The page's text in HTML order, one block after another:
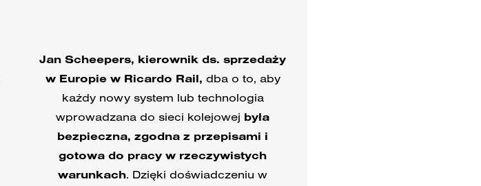
Jan Scheepers, kierownik ds. sprzedaży
w Europie w Ricardo Rail, dba o to, aby
każdy nowy system lub technologia
wprowadzana do sieci kolejowej była
bezpieczna, zgodna z przepisami i
gotowa do pracy w rzeczywistych
warunkach. Dzięki doświadczeniu w